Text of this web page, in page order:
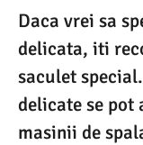
Daca vrei sa
delicata, iti
saculet
delicate se pot
masinii de